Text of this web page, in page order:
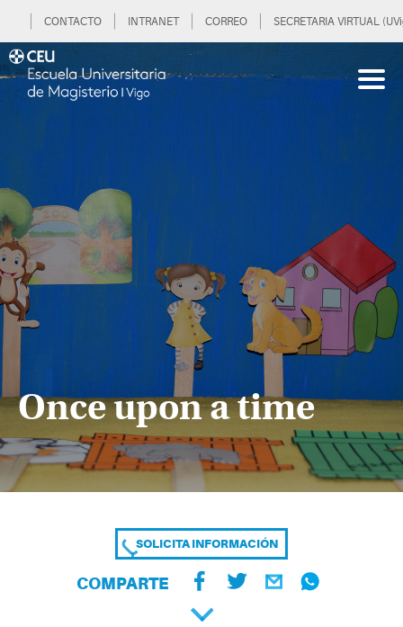
CONTACTO INTRANET CORREO SECRETARIA VIRTUAL
Once upon a time
SOLICITA INFORMACIÓN
COMPARTE